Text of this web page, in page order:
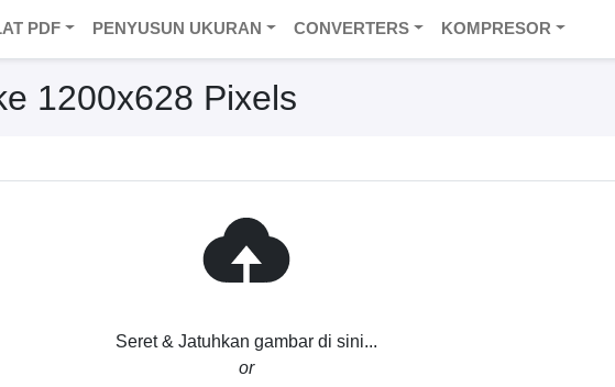
PDF PENYUSUN UKURAN CONVERTERS KOMPRESOR
1200x628 Pixels
Seret & Jatuhkan gambar di sini...
or